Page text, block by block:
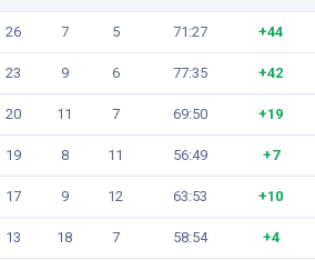
26 7 5 71:27 +44
23 9 6 77:35 +42
20 11 7 69:50 +19
19 8 11 56:49 +7
17 9 12 63:53 +10
13 18 7 58:54 +4